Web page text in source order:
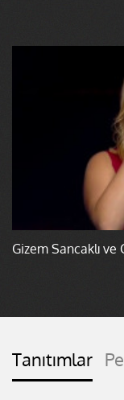
Gizem Sancaklı ve
Tanıtımlar